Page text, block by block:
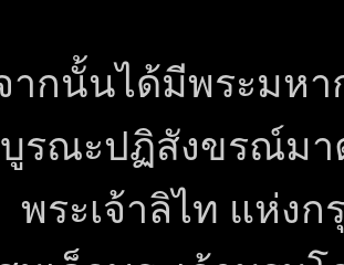
ากนั้นได้มีพระมหา
บูรณะปฏิสังขรณ์มา
พระเจ้าลิไท แห่งก